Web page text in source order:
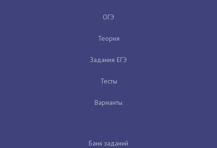
ОГЭ
Теория
Задания ЕГЭ
Тесты
Варианты
Банк заданий